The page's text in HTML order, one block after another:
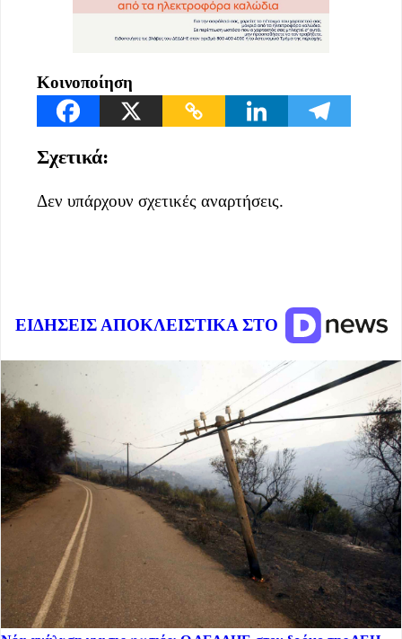
Κοινοποίηση
Σχετικά:
Δεν υπάρχουν σχετικές αναρτήσεις.
ΕΙΔΗΣΕΙΣ ΑΠΟΚΛΕΙΣΤΙΚΑ ΣΤΟ